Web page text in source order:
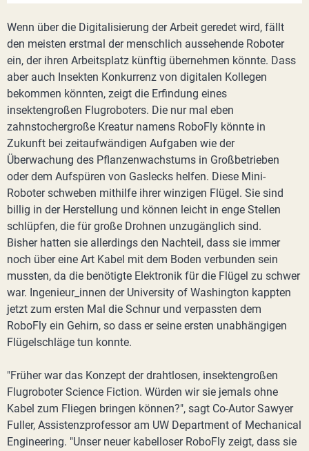
Wenn über die Digitalisierung der Arbeit geredet wird, fällt
den meisten erstmal der menschlich aussehende Roboter
ein, der ihren Arbeitsplatz künftig übernehmen könnte. Dass
aber auch Insekten Konkurrenz von digitalen Kollegen
bekommen könnten, zeigt die Erfindung eines
insektengroßen Flugroboters. Die nur mal eben
zahnstochergroße Kreatur namens RoboFly könnte in
Zukunft bei zeitaufwändigen Aufgaben wie der
Überwachung des Pflanzenwachstums in Großbetrieben
oder dem Aufspüren von Gaslecks helfen. Diese Mini-
Roboter schweben mithilfe ihrer winzigen Flügel. Sie sind
billig in der Herstellung und können leicht in enge Stellen
schlüpfen, die für große Drohnen unzugänglich sind.
Bisher hatten sie allerdings den Nachteil, dass sie immer
noch über eine Art Kabel mit dem Boden verbunden sein
mussten, da die benötigte Elektronik für die Flügel zu schwer
war. Ingenieur_innen der University of Washington kappten
jetzt zum ersten Mal die Schnur und verpassten dem
RoboFly ein Gehirn, so dass er seine ersten unabhängigen
Flügelschläge tun konnte.
"Früher war das Konzept der drahtlosen, insektengroßen
Flugroboter Science Fiction. Würden wir sie jemals ohne
Kabel zum Fliegen bringen können?", sagt Co-Autor Sawyer
Fuller, Assistenzprofessor am UW Department of Mechanical
Engineering. "Unser neuer kabelloser RoboFly zeigt, dass sie